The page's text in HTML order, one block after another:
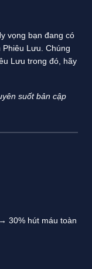
vọng bạn đang có
Lưu. Chúng
Lưu trong đó, hãy
suốt bản cập
30% hút máu toàn